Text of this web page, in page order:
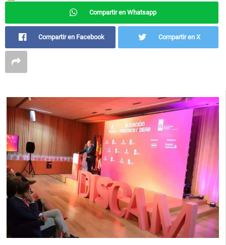
Compartir en Whatsapp
Compartir en Facebook Compartir en X